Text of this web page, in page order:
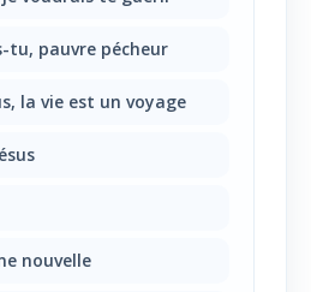
tu, pauvre pécheur
la vie est un voyage
nouvelle